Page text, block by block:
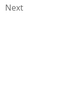
Next